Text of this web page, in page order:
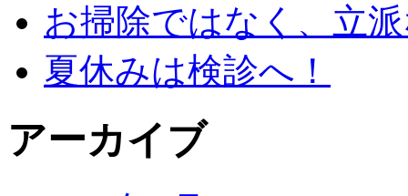
お掃除ではなく、立
夏休みは検診へ！
アーカイブ